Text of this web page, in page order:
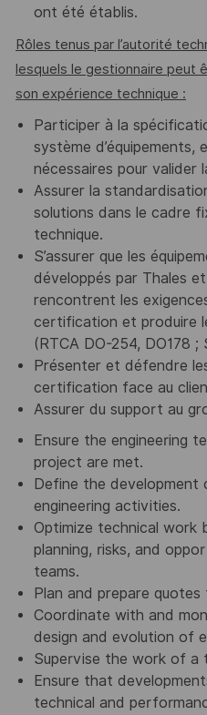
ont été établis.
Rôles tenus par l’autorité
lesquels le gestionnaire peut
son expérience technique :
Participer à la
système d’équipements,
nécessaires pour valider
Assurer la
solutions dans le cadre
technique.
S’assurer que les
développés par Thales
rencontrent les
certification et produire
(RTCA DO-254, DO178 ;
Présenter et défendre
certification face au
Assurer du support au
Ensure the engineering
project are met.
Define the
engineering activities.
Optimize technical work
planning, risks, and
teams.
Plan and prepare
Coordinate with and
design and evolution of
Supervise the work of a
Ensure that
technical and